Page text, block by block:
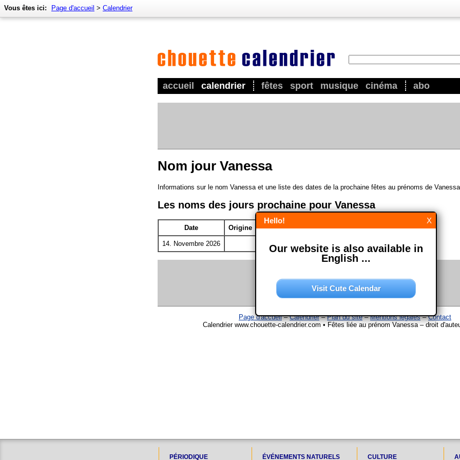
accueil calendrier fêtes sport musique cinéma abo
Vous êtes ici: Page d'accueil > Calendrier
Nom jour Vanessa
Informations sur le nom Vanessa et une liste des dates de la prochaine fêtes au prénoms de
Les noms des jours prochaine pour Vanessa
Date Origine
14. Novembre 2026
Page d'accueil–Calendrier–Plan du site–Mentions légales–Contact
Calendrier www.chouette-calendrier.com • Fêtes liée au prénom Vanessa – droit
PÉRIODIQUE ÉVÉNEMENTS NATURELS CULTURE
X
Hello!
Our website is also available in
English ...
Visit Cute Calendar